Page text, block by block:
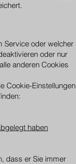
Service oder welcher
oder nur
anderen Cookies
Cookie-Einstellungen
haben
dass er Sie immer